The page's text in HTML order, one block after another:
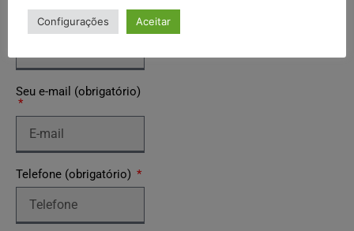
Seu CPF (obrigatório)
Seu e-mail (obrigatório)
Telefone (obrigatório)
Configurações Aceitar